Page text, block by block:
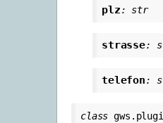
plz: str
strasse:
telefon:
class